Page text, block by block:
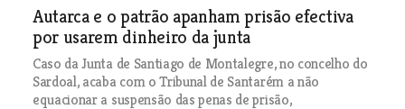
Autarca e o patrão apanham prisão efectiva
por usarem dinheiro da junta
Caso da Junta de Santiago de Montalegre, no concelho do
Sardoal, acaba com o Tribunal de Santarém a não
equacionar a suspensão das penas de prisão,